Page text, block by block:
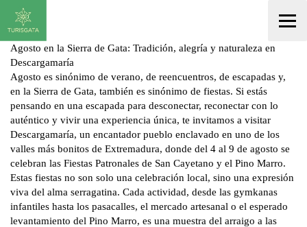
Agosto en la Sierra de Gata: Tradición, alegría y naturaleza en
Descargamaría
Agosto es sinónimo de verano, de reencuentros, de escapadas y,
en la Sierra de Gata, también es sinónimo de fiestas. Si estás
pensando en una escapada para desconectar, reconectar con lo
auténtico y vivir una experiencia única, te invitamos a visitar
Descargamaría, un encantador pueblo enclavado en uno de los
valles más bonitos de Extremadura, donde del 4 al 9 de agosto se
celebran las Fiestas Patronales de San Cayetano y el Pino Marro.
Estas fiestas no son solo una celebración local, sino una expresión
viva del alma serragatina. Cada actividad, desde las gymkanas
infantiles hasta los pasacalles, el mercado artesanal o el esperado
levantamiento del Pino Marro, es una muestra del arraigo a las